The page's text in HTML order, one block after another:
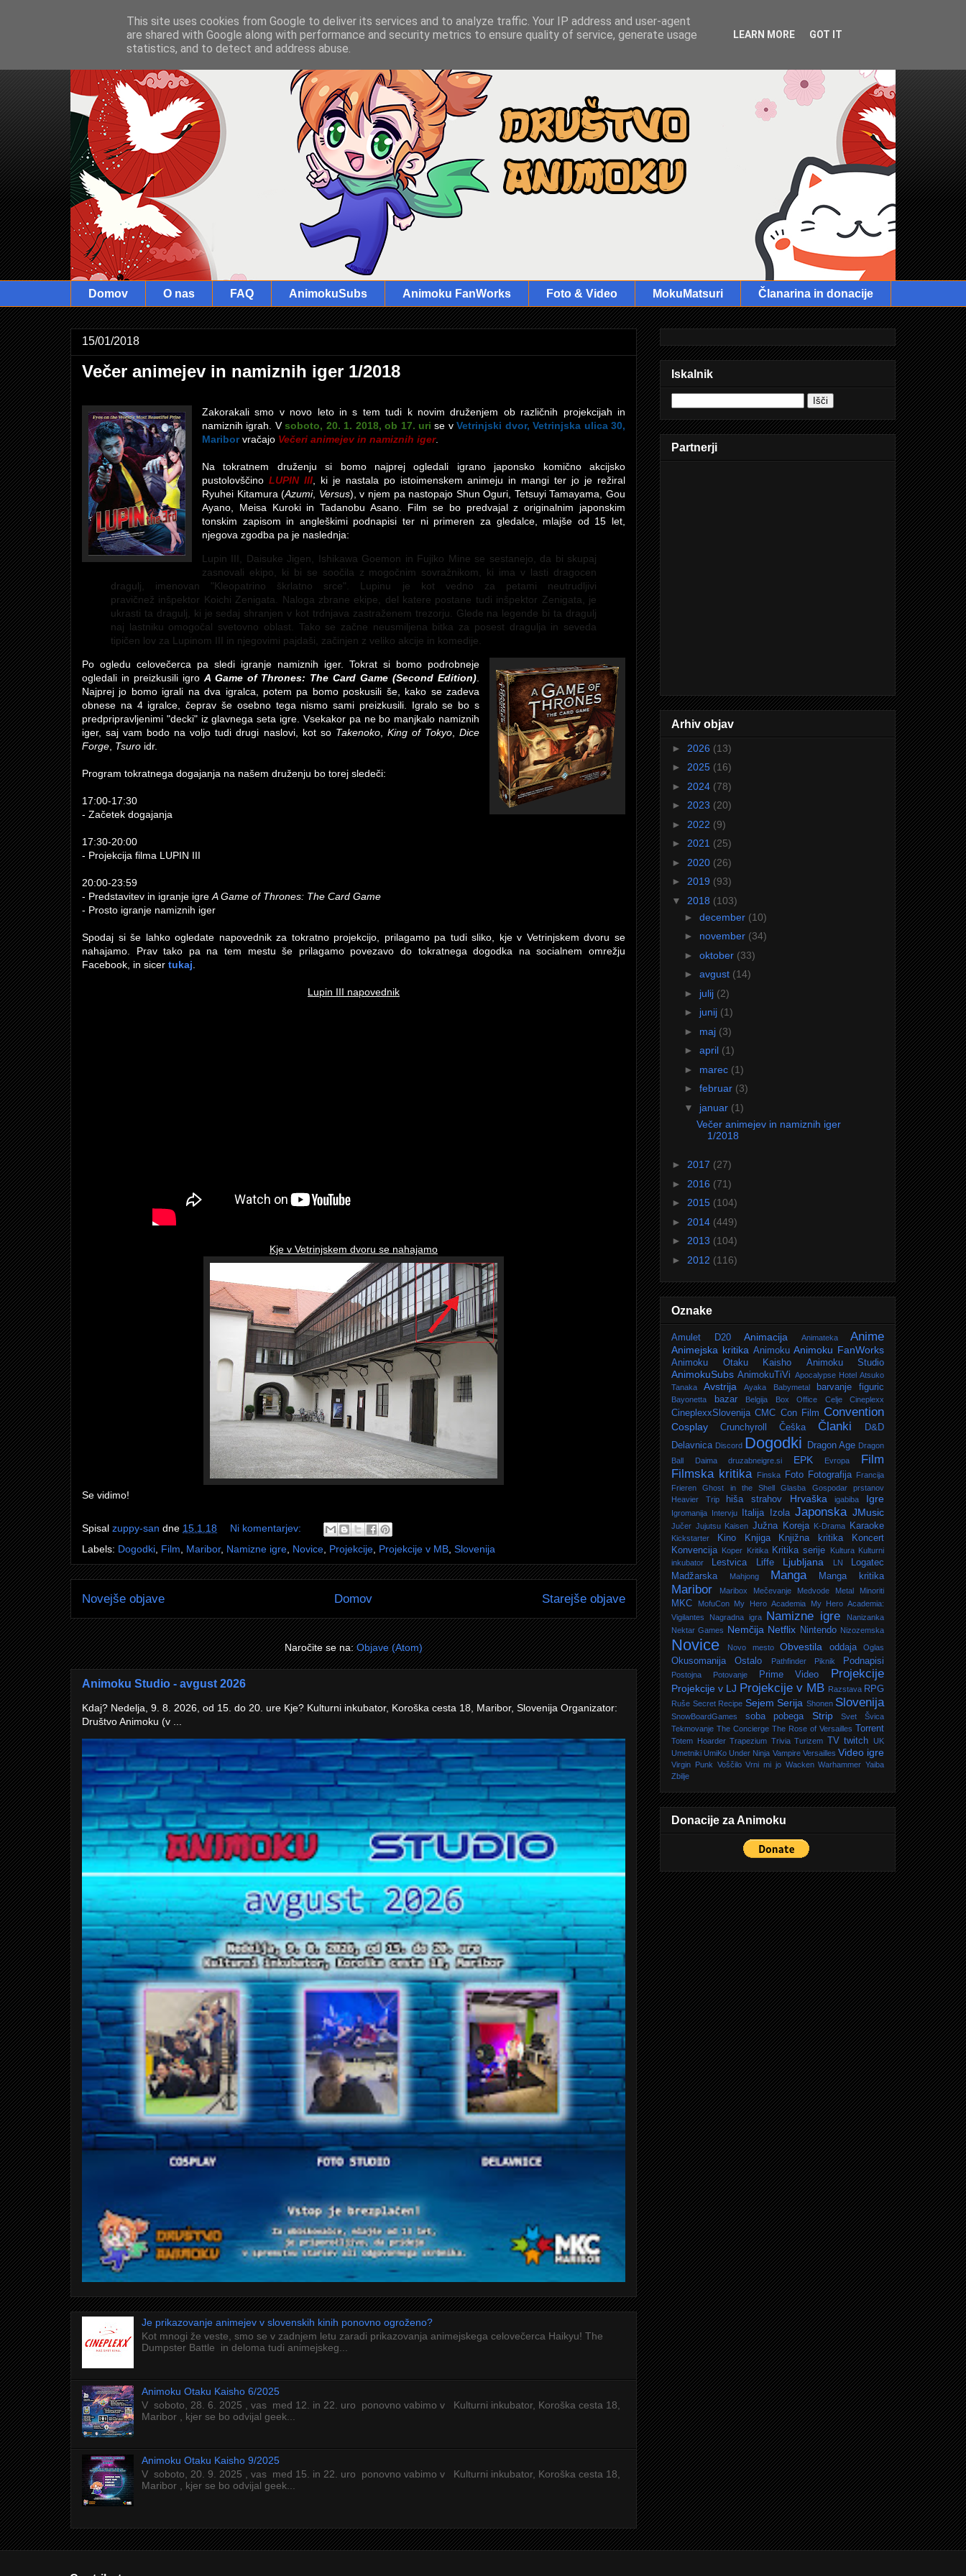
Domov O nas FAQ AnimokuSubs Animoku FanWorks Foto & Video MokuMatsuri Članarina in donacije
15/01/2018
Večer animejev in namiznih iger 1/2018
Zakorakali smo v novo leto in s tem tudi k novim druženjem ob različnih projekcijah in
namiznih igrah. Vsoboto, 20. 1. 2018, ob 17. uri se vVetrinjski dvor, Vetrinjska ulica 30,
Mariborvračajo Večeri animejev in namiznih iger.
Na tokratnem druženju si bomo najprej ogledali igrano japonsko komično akcijsko
pustolovščino LUPIN III, ki je nastala po istoimenskem animeju in mangi ter jo je režiral
Ryuhei Kitamura (Azumi, Versus), v njem pa nastopajo Shun Oguri, Tetsuyi Tamayama, Gou
Ayano, Meisa Kuroki in Tadanobu Asano. Film se bo predvajal z originalnim japonskim
tonskim zapisom in angleškimi podnapisi ter ni primeren za gledalce, mlajše od 15 let,
njegova zgodba pa je naslednja:
Lupin III , Daisuke Jigen , Ishikawa Goemon in Fujiko Mine se sestanejo, da bi skupaj
zasnovali ekipo, ki bi se soočila z mogočnim sovražnikom, ki ima v lasti dragocen
dragulj, imenovan "Kleopatrino škrlatno srce". Lupinu je kot vedno za petami neutrudljivi
pravičnež inšpektor Koichi Zenigata . Naloga zbrane ekipe, del katere postane tudi inšpektor Zenigata, je
ukrasti ta dragulj, ki je sedaj shranjen v kot trdnjava zastraženem trezorju. Glede na legende bi ta dragulj
naj lastniku omogočal svetovno oblast. Tako se začne neusmiljena bitka za posest dragulja in seveda
tipičen lov za Lupinom III in njegovimi pajdaši, začinjen z veliko akcije in komedije.
Po ogledu celovečerca pa sledi igranje namiznih iger. Tokrat si bomo podrobneje
ogledali in preizkusili igro A Game of Thrones: The Card Game (Second Edition)
Najprej jo bomo igrali na dva igralca, potem pa bomo poskusili še, kako se zadeva
obnese na 4 igralce, čeprav še osebno tega nismo sami preizkusili. Igralo se bo s
predpripravljenimi "decki" iz glavnega seta igre. Vsekakor pa ne bo manjkalo namiznih
iger, saj vam bodo na voljo tudi drugi naslovi, kot so Takenoko, King of Tokyo,Dice
Forge Tsuro idr.
Program tokratnega dogajanja na našem druženju bo torej sledeči:
17:00-17:30
- Začetek dogajanja
17:30-20:00
- Projekcija filma LUPIN III
20:00-23:59
- Predstavitev in igranje igre A Game of Thrones: The Card Game
- Prosto igranje namiznih iger
Spodaj si še lahko ogledate napovednik za tokratno projekcijo, prilagamo pa tudi sliko, kje v Vetrinjskem dvoru se
nahajamo. Prav tako pa na tem mestu še prilagamo povezavo do tokratnega dogodka na socialnem omrežju
Facebook, in sicer tukaj
Lupin III napovednik
Kje v Vetrinjskem dvoru se nahajamo
Se vidimo!
Spisal zuppy-san dne 15.1.18
Ni komentarjev:
Labels: Dogodki Film Maribor, Namizne igre Novice Projekcije Projekcije v MB Slovenija
Novejše objave Starejše objave
Domov
Naročite se na:Objave (Atom)
Animoku Studio - avgust 2026
Kdaj? Nedelja, 9. 8. 2026, od 15. do 20. ure Kje? Kulturni inkubator, Koroška cesta 18, Maribor, Slovenija Organizator:
Društvo Animoku (v ...
Je prikazovanje animejev v slovenskih kinih ponovno ogroženo?
Kot mnogi že veste, smo se v zadnjem letu zaradi prikazovanja animejskega celovečerca Haikyu! The
Dumpster Battle in deloma tudi animejskeg...
Animoku Otaku Kaisho 6/2025
V soboto, 28. 6. 2025 , vas med 12. in 22. uro ponovno vabimo v Kulturni inkubator, Koroška cesta 18,
Maribor , kjer se bo odvijal geek...
Animoku Otaku Kaisho 9/2025
V soboto, 20. 9. 2025 , vas med 15. in 22. uro ponovno vabimo v Kulturni inkubator, Koroška cesta 18,
Maribor , kjer se bo odvijal geek...
Iskalnik
Partnerji
Arhiv objav
► 2026 (13)
► 2025 (16)
► 2024 (78)
► 2023 (20)
► 2022 (9)
► 2021 (25)
► 2020 (26)
► 2019 (93)
▼ 2018 (103)
► december (10)
► november (34)
► oktober (33)
► avgust (14)
► julij (2)
► junij (1)
► maj (3)
► april (1)
► marec (1)
► februar (3)
▼ januar (1)
Večer animejev in namiznih iger
1/2018
► 2017 (27)
► 2016 (71)
► 2015 (104)
► 2014 (449)
► 2013 (104)
► 2012 (116)
Oznake
Amulet D20 Animacija Animateka Anime
Animejska kritika Animoku Animoku FanWorks
Animoku Otaku Kaisho Animoku Studio
AnimokuSubs AnimokuTiVi Apocalypse Hotel Atsuko
Tanaka
Avstrija Ayaka Babymetal barvanje figuric
Bayonetta bazar Belgija Box Office Celje Cineplexx
CineplexxSlovenija CMC Con Film Convention
Cosplay Crunchyroll Češka Članki
D&D
Delavnica Discord Dogodki Dragon Age Dragon
Ball Daima
druzabneigre.si EPK Evropa
Film
Filmska kritika
Finska Foto Fotografija Francija
Frieren
Ghost in the Shell Glasba
Gospodar prstanov
Heavier Trip
hiša strahov Hrvaška igabiba Igre
Igromanija Intervju Italija Izola Japonska JMusic
Jučer Jujutsu Kaisen Južna Koreja K-Drama Karaoke
Kickstarter Kino Knjiga Knjižna kritika
Koncert
Konvencija Koper Kritika Kritika serije Kultura Kulturni
inkubator
Lestvica Liffe Ljubljana LN
Logatec
Madžarska
Mahjong Manga Manga kritika
Maribor Maribox Mečevanje Medvode Metal Minoriti
MKC MofuCon My Hero Academia
My Hero Academia:
Vigilantes
Nagradna igra Namizne igre
Nanizanka
Nektar Games Nemčija Netflix Nintendo Nizozemska
Novice Novo mesto Obvestila oddaja Oglas
Okusomanija Ostalo Pathfinder Piknik Podnapisi
Postojna Potovanje Prime Video Projekcije
Projekcije v LJ Projekcije v MB Razstava RPG
Ruše Secret Recipe Sejem Serija Shonen Slovenija
SnowBoardGames soba pobega Strip Svet
Švica
Tekmovanje The Concierge The Rose of Versailles Torrent
Totem Hoarder Trapezium Trivia Turizem TV twitch UK
Umetniki UmiKo Under Ninja Vampire Versailles Video igre
Virgin Punk Voščilo Vrni mi jo Wacken Warhammer Yaiba
Zbilje
Donacije za Animoku
This site uses cookies from Google to deliver its services and to analyze traffic. Your IP address and user-agent
are shared with Google along with performance and security metrics to ensure quality of service, generate usage
statistics, and to detect and address abuse.
LEARN MORE GOT IT